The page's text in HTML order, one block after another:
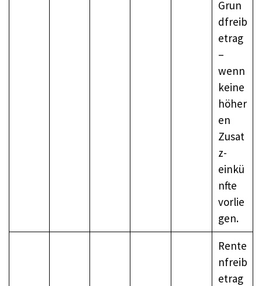
Grun
dfreib
etrag
–
wenn
keine
höher
en
Zusat
z­
einkü
nfte
vorlie
gen.
Rente
nfreib
etrag